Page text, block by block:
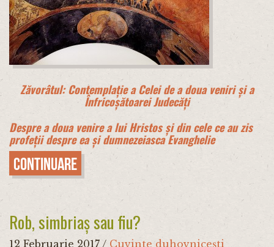
Zăvorâtul: Contemplație a Celei de a doua veniri și a
Înfricoșătoarei Judecăți
Despre a doua venire a lui Hristos și din cele ce au zis
profeții despre ea și dumnezeiasca Evanghelie
Continuare
Rob, simbriaș sau fiu?
12 Februarie 2017 / Cuvinte duhovnicești